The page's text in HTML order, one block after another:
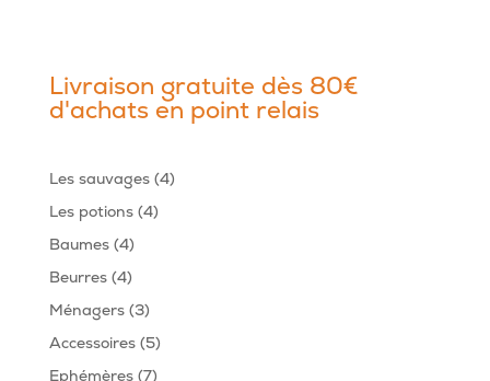
Livraison gratuite dès 80€
d'achats en point relais
Les sauvages 44
Les potions 44
Baumes 44
produits
Beurres 44
produits
Ménagers 33
produits
Accessoires 55
produits
Ephémères 77